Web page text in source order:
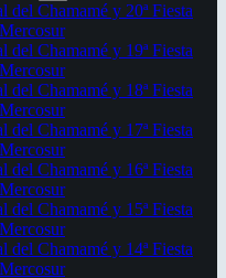
del Chamamé y 20ª Fiesta
del Chamamé y 19ª Fiesta
del Chamamé y 18ª Fiesta
del Chamamé y 17ª Fiesta
del Chamamé y 16ª Fiesta
del Chamamé y 15ª Fiesta
del Chamamé y 14ª Fiesta